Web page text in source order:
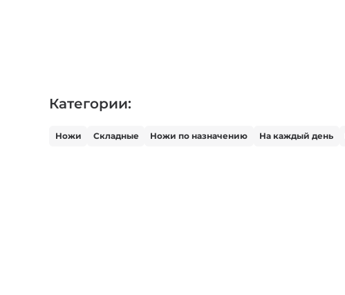
Категории:
Ножи Складные Ножи по назначению На каждый день